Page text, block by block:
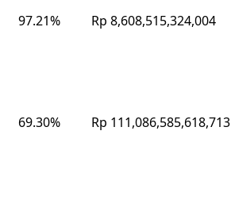
97.21% Rp 8,608,515,324,004
69.30% Rp 111,086,585,618,713